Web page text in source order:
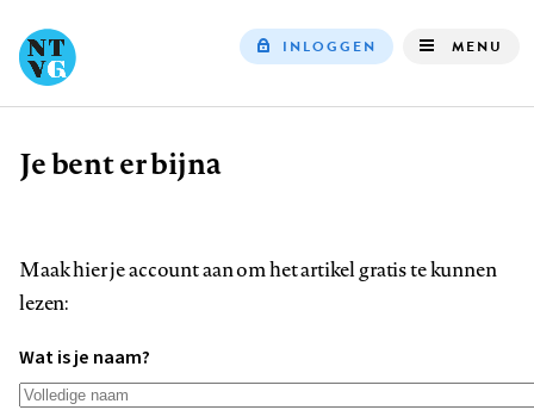
INLOGGEN MENU
Kruimelpad
Je bent er bijna
Maak hier je account aan om het artikel gratis te kunnen
lezen:
Wat is je naam?